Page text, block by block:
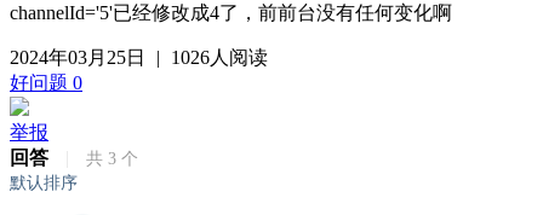
channelId='5'已经修改成4了，前前台没有任何变化啊
2024年03月25日 |
1026人阅读
好问题 0
举报
回答
共 3 个
默认排序